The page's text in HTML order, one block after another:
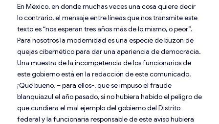
En México, en donde muchas veces una cosa quiere decir
lo contrario, el mensaje entre líneas que nos transmite este
texto es “nos esperan tres años más de lo mismo, o peor”.
Para nosotros la modernidad es una especie de buzón de
quejas cibernético para dar una apariencia de democracia.
Una muestra de la incompetencia de los funcionarios de
este gobierno está en la redacción de este comunicado.
¡Qué bueno, – para ellos-, que se impuso el fraude
blanquiazul el año pasado, si no hubiera habido el peligro de
que cundiera el mal ejemplo del gobierno del Distrito
federal y la funcionaria responsable de este aviso hubiera